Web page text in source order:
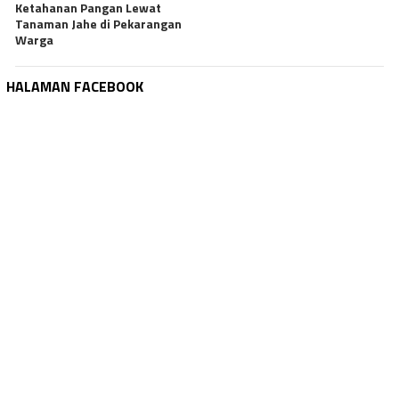
Ketahanan Pangan Lewat
Tanaman Jahe di Pekarangan
Warga
HALAMAN FACEBOOK